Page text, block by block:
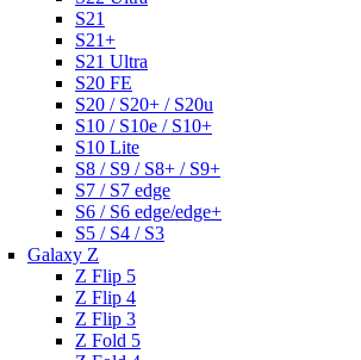
S21
S21+
S21 Ultra
S20 FE
S20 / S20+ / S20u
S10 / S10e / S10+
S10 Lite
S8 / S9 / S8+ / S9+
S7 / S7 edge
S6 / S6 edge/edge+
S5 / S4 / S3
Galaxy Z
Z Flip 5
Z Flip 4
Z Flip 3
Z Fold 5